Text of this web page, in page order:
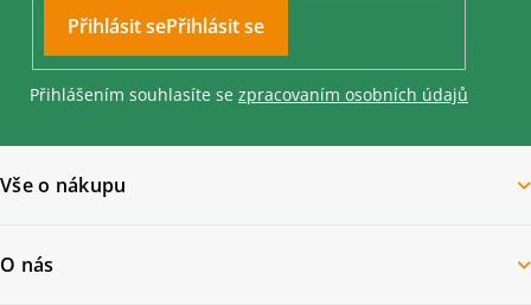
Přihlásit se
Přihlášením souhlasíte se zpracovaním osobních údajů
Vše o nákupu
O nás